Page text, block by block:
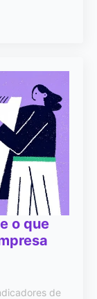
o que
de